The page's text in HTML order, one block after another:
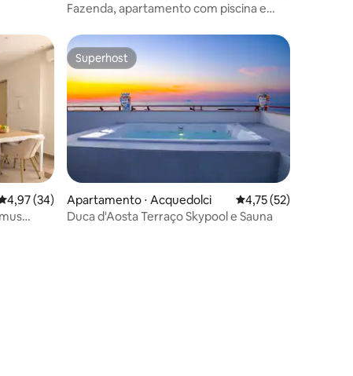
ra
Fazenda, apartamento com piscina e
hóspedes
de uma avaliação média de 5, 34 avaliações
4,97 (34)
Superhost
Superhost
Apartamento ⋅ Acquedolci 4,75 de uma
4,75 (52)
Duca d'Aosta Terraço Skypool e Sauna